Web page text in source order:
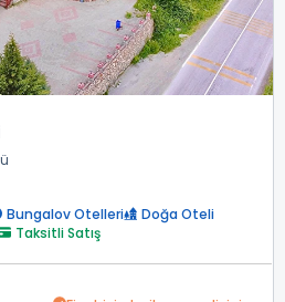
Bungalov Otelleri
Doğa Oteli
Taksitli Satış